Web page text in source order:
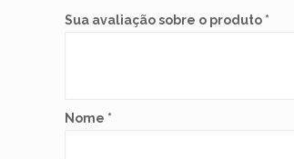
Sua avaliação sobre o produto *
Nome *